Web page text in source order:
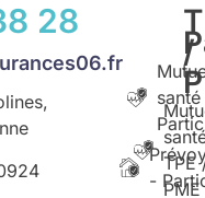
28
/
TPE
PME
-